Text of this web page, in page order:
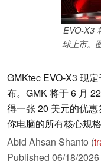
EVO-X3
球上市。
GMKtec EVO-X3 现
布。GMK 将于 6 月
得一张 20 美元的优
你电脑的所有核心规格
Abid Ahsan Shanto (
Published 06/18/2026